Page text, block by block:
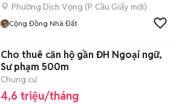
Phường Dịch Vọng (P. Cầu Giấy mới)
Cộng Đồng Nhà Đất
Cho thuê căn hộ gần ĐH Ngoại ngữ,
Sư phạm 500m
Chung cư
4,6 triệu/tháng